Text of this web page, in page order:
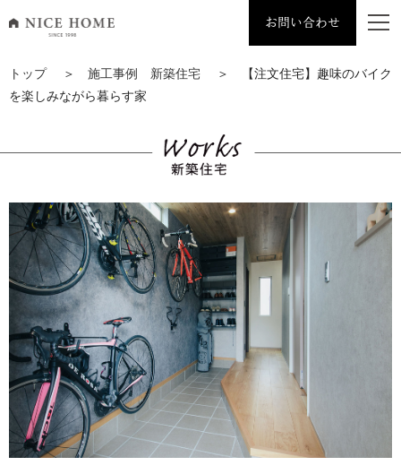
ナイスホーム トップページへ移動
お問い合わせ
トップ ＞ 施工事例 新築住宅 ＞ 【注文住宅】趣味のバイク
を楽しみながら暮らす家